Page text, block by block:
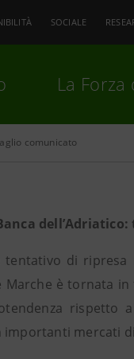
SOCIALE
La
comunicato
tentativo di
Marche è tornata
rispetto
mercati